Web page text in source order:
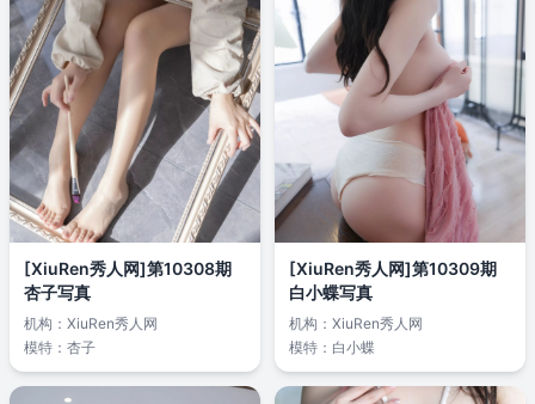
[XiuRen秀人网]第10308期
杏子写真
机构： XiuRen秀人网
模特： 杏子
[XiuRen秀人网]第10309期
白小蝶写真
机构： XiuRen秀人网
模特： 白小蝶